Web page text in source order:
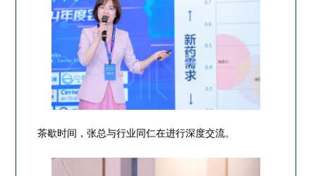
茶歇时间，张总与行业同仁在进行深度交流。